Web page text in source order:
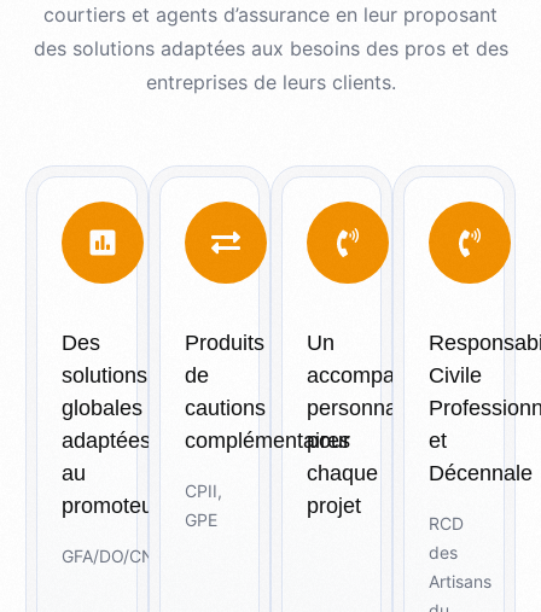
courtiers et agents d’assurance en leur proposant
des solutions adaptées aux besoins des pros et des
entreprises de leurs clients.
Des
solutions
globales
adaptées
au
promoteur
GFA/DO/CNR/TRC/RCMO
Produits
de
cautions
complémentaires
CPII,
GPE
Un
accompagnement
personnalisé
pour
chaque
projet
Civile
et
Décennale
RCD
des
Artisans